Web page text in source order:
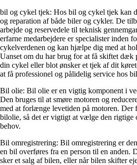
bil og cykel tjek: Hos bil og cykel tjek kan
og reparation af både biler og cykler. De
arbejde og reservedele til teknisk
erfarne medarbejdere er specialister inden
cykelverdenen og kan hjælpe dig med at
Uanset om du har brug for at få skiftet dæk
din cykel eller blot ønsker et tjek af dit
at få professionel og pålidelig service hos
Bil olie: Bil olie er en vigtig komponent i
Den bruges til at smøre motoren og
med at forlænge levetiden på motoren. Der
bilolie, så det er vigtigt at vælge den
behov.
Bil omregistrering: Bil omregistrering er
en bil overføres fra en person til en anden.
sker et salg af bilen, eller når bilen skifter